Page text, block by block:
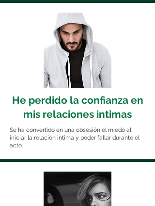
He perdido la confianza en
mis relaciones intimas
Se ha convertido en una obsesión el miedo al
iniciar la relación intima y poder fallar durante el
acto.